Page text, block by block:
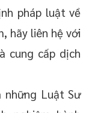
pháp luật về
hãy liên hệ với
cung cấp dịch
những Luật Sư